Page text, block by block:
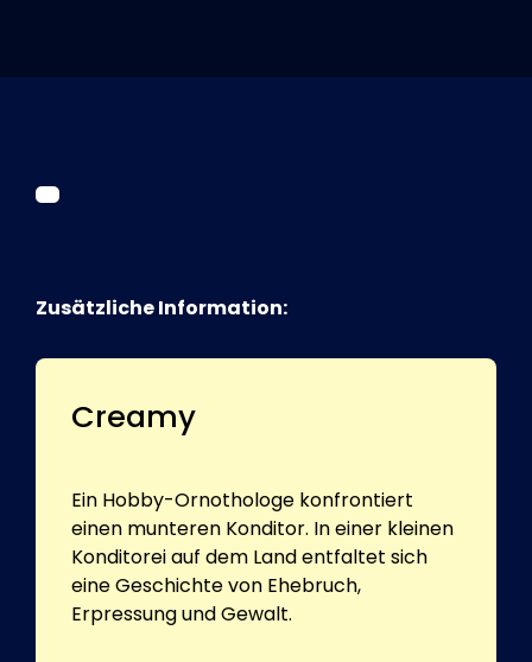
Kurier Romy 2026
Zusätzliche Information:
Creamy
Ein Hobby-Ornothologe konfrontiert
einen munteren Konditor. In einer kleinen
Konditorei auf dem Land entfaltet sich
eine Geschichte von Ehebruch,
Erpressung und Gewalt.